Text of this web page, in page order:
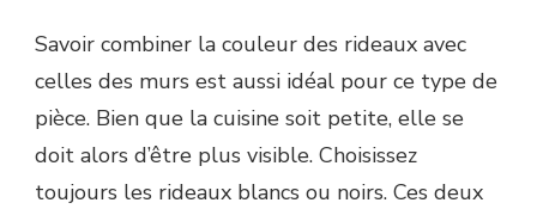
Savoir combiner la couleur des rideaux avec
celles des murs est aussi idéal pour ce type de
pièce. Bien que la cuisine soit petite, elle se
doit alors d’être plus visible. Choisissez
toujours les rideaux blancs ou noirs. Ces deux